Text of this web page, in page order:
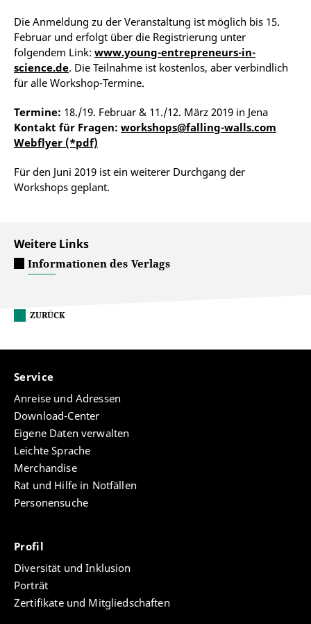
Die Anmeldung zu der Veranstaltung ist möglich bis 15.
Februar und erfolgt über die Registrierung unter
folgendem Link: www.young-entrepreneurs-in-
science.de. Die Teilnahme ist kostenlos, aber verbindlich
für alle Workshop-Termine.
Termine: 18./19. Februar & 11./12. März 2019 in Jena
Kontakt für Fragen: workshops@falling-walls.com
Webflyer (*pdf)
Für den Juni 2019 ist ein weiterer Durchgang der
Workshops geplant.
Weitere Links
Informationen des Verlags
ZURÜCK
Service
Anreise und Adressen
Download-Center
Eigene Daten verwalten
Leichte Sprache
Merchandise
Rat und Hilfe in Notfällen
Personensuche
Profil
Diversität und Inklusion
Porträt
Zertifikate und Mitgliedschaften